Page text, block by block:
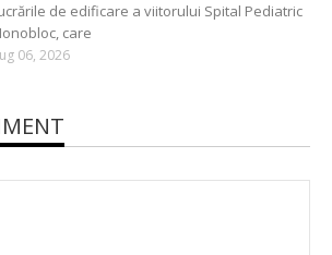
de edificare a viitorului Spital Pediatric
care
06, 2026